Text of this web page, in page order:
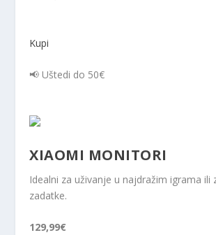
Kupi
📢 Uštedi do 50€
XIAOMI MONITORI
Idealni za uživanje u najdražim igrama ili
zadatke.
129,99€